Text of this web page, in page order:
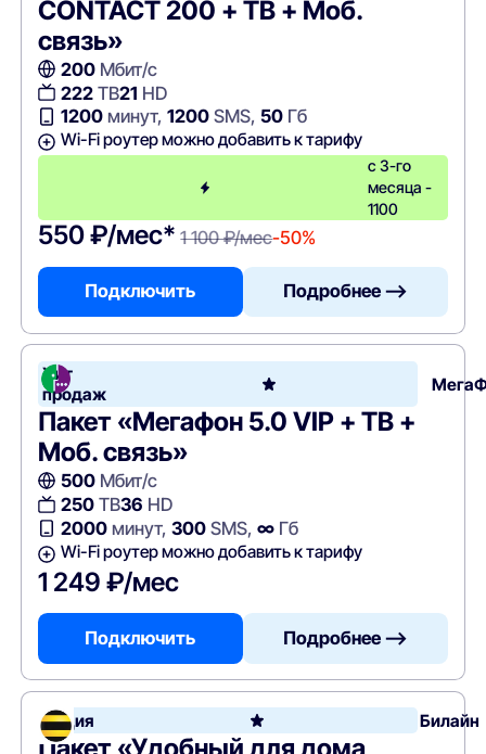
CONTACT 200 + ТВ + Моб.
связь»
200Мбит/с
222ТВ21 HD
1200минут, 1200SMS, 50Гб
Wi-Fi роутер можно добавить к тарифу
с 3-го
месяца -
1100
550 ₽/мес* 1 100 ₽/мес-50%
Подключить Подробнее —>
Хит
продаж
Пакет «Мегафон 5.0 VIP + ТВ +
Моб. связь»
500Мбит/с
250ТВ36 HD
2000минут, 300SMS, ∞Гб
Wi-Fi роутер можно добавить к тарифу
1 249 ₽/мес
Подключить Подробнее —>
Акция Билайн